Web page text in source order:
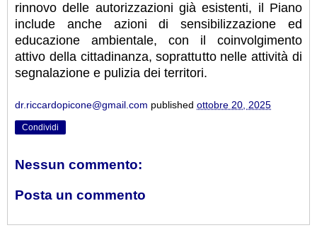
rinnovo delle autorizzazioni già esistenti, il Piano
include anche azioni di sensibilizzazione ed
educazione ambientale, con il coinvolgimento
attivo della cittadinanza, soprattutto nelle attività di
segnalazione e pulizia dei territori.
dr.riccardopicone@gmail.com published ottobre 20, 2025
Condividi
Nessun commento:
Posta un commento